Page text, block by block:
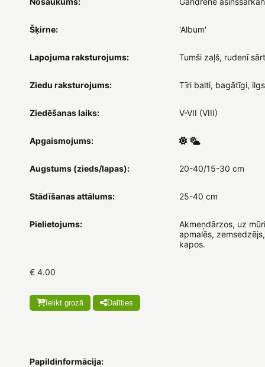
Šķirne: 'Album'
Lapojuma raksturojums: Tumši zaļš, rudenī
Ziedu raksturojums: Tīri balti, bagātīgi,
Ziedēšanas laiks: V-VII (VIII)
Apgaismojums:
Augstums (zieds/lapas): 20-40/15-30 cm
Stādīšanas attālums: 25-40 cm
Pielietojums:
Akmeņdārzos, uz
apmalēs,
kapos.
€ 4.00
Ielikt grozā Dalīties
Papildinformācija: